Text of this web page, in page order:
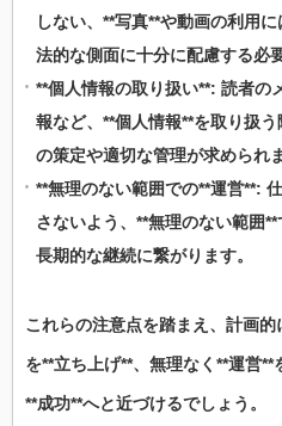
しない、**写真**や動画の利用
法的な側面に十分に配慮する必
**個人情報の取り扱い**: 読者の
報など、**個人情報**を取り扱
の策定や適切な管理が求められま
**無理のない範囲での**運営**:
さないよう、**無理のない範囲
長期的な継続に繋がります。
これらの注意点を踏まえ、計画
を**立ち上げ**、無理なく**運営
**成功**へと近づけるでしょう。